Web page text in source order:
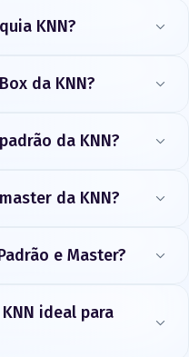
KNN?
da KNN?
da KNN?
da KNN?
e Master?
ideal para